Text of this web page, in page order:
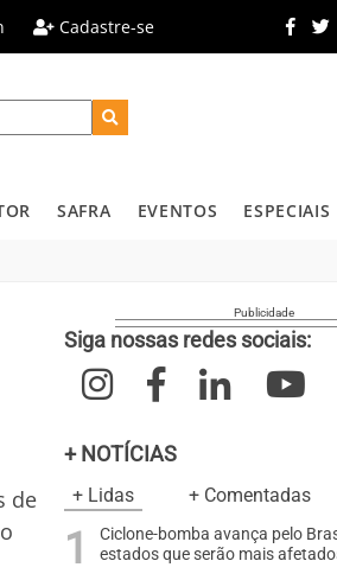
Cadastre-se
SAFRA EVENTOS ESPECIAIS
de
Siga nossas redes sociais:
+ NOTÍCIAS
+ Lidas + Comentadas
Ciclone-bomba avança pelo
estados que serão mais